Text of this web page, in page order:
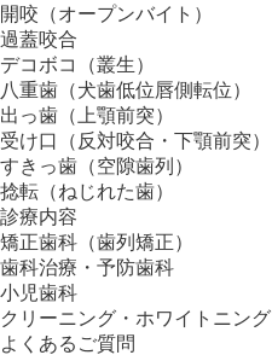
開咬（オープンバイト）
過蓋咬合
デコボコ（叢生）
八重歯（犬歯低位唇側転位）
出っ歯（上顎前突）
受け口（反対咬合・下顎前突）
すきっ歯（空隙歯列）
捻転（ねじれた歯）
診療内容
矯正歯科（歯列矯正）
歯科治療・予防歯科
小児歯科
クリーニング・ホワイトニング
よくあるご質問